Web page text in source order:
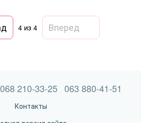
4 из 4 Вперед
068 210-33-25 063 880-41-51
Контакты